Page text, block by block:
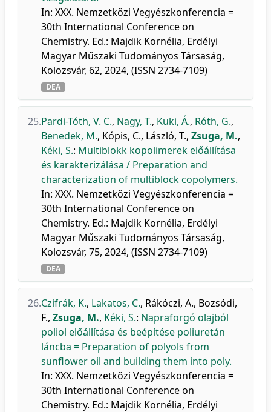
In: XXX. Nemzetközi Vegyészkonferencia =
30th International Conference on
Chemistry. Ed.: Majdik Kornélia, Erdélyi
Magyar Műszaki Tudományos Társaság,
Kolozsvár, 62, 2024, (ISSN 2734-7109)
DEA
25.Pardi-Tóth, V. C., Nagy, T., Kuki, Á., Róth, G.,
Benedek, M., Kópis, C., László, T., Zsuga, M.,
Kéki, S.: Multiblokk kopolimerek előállítása
és karakterizálása / Preparation and
characterization of multiblock copolymers.
In: XXX. Nemzetközi Vegyészkonferencia =
30th International Conference on
Chemistry. Ed.: Majdik Kornélia, Erdélyi
Magyar Műszaki Tudományos Társaság,
Kolozsvár, 75, 2024, (ISSN 2734-7109)
DEA
26.Czifrák, K., Lakatos, C., Rákóczi, A., Bozsódi,
F., Zsuga, M., Kéki, S.: Napraforgó olajból
poliol előállítása és beépítése poliuretán
láncba = Preparation of polyols from
sunflower oil and building them into poly.
In: XXX. Nemzetközi Vegyészkonferencia =
30th International Conference on
Chemistry. Ed.: Majdik Kornélia, Erdélyi